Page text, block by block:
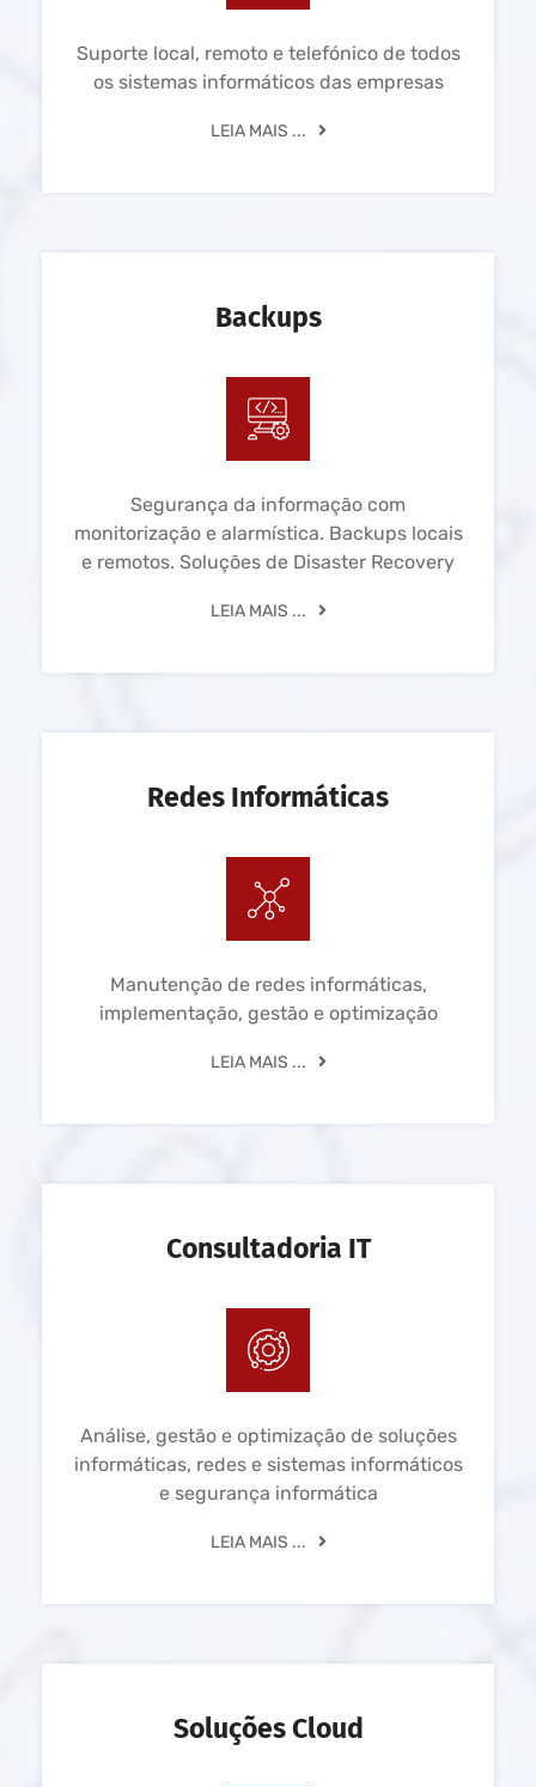
Suporte local, remoto e telefónico de todos
os sistemas informáticos das empresas
LEIA MAIS ...
Backups
Segurança da informação com
monitorização e alarmística. Backups locais
e remotos. Soluções de Disaster Recovery
LEIA MAIS ...
Redes Informáticas
Manutenção de redes informáticas,
implementação, gestão e optimização
LEIA MAIS ...
Consultadoria IT
Análise, gestão e optimização de soluções
informáticas, redes e sistemas informáticos
e segurança informática
LEIA MAIS ...
Soluções Cloud